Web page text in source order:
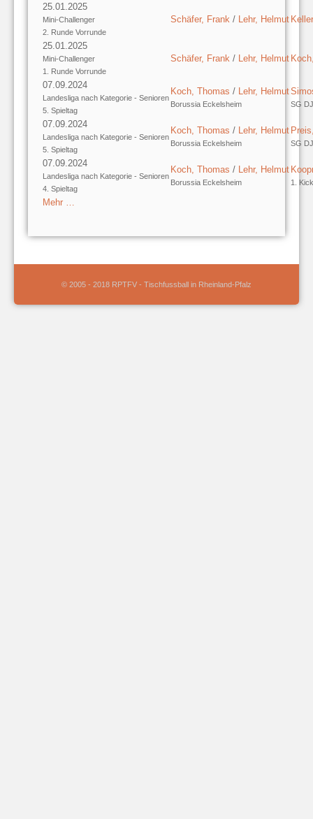
25.01.2025
Mini-Challenger
2. Runde Vorrunde
Schäfer, Frank / Lehr, Helmut
25.01.2025
Mini-Challenger
1. Runde Vorrunde
Schäfer, Frank / Lehr, Helmut
07.09.2024
Landesliga nach Kategorie - Senioren
5. Spieltag
Koch, Thomas / Lehr, Helmut
Borussia Eckelsheim SG
07.09.2024
Landesliga nach Kategorie - Senioren
5. Spieltag
Koch, Thomas / Lehr, Helmut
Borussia Eckelsheim SG
07.09.2024
Landesliga nach Kategorie - Senioren
4. Spieltag
Koch, Thomas / Lehr, Helmut
Borussia Eckelsheim 1.
Mehr …
© 2005 - 2018 RPTFV - Tischfussball in Rheinland-Pfalz